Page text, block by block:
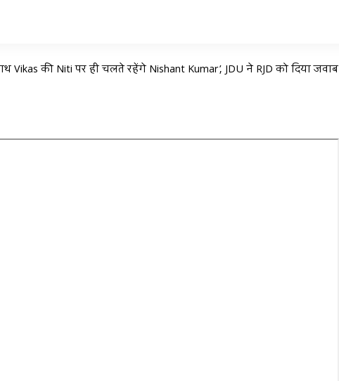
Vikas की Niti पर ही चलते रहेंगे Nishant Kumar’, JDU ने RJD को दिया जवाब